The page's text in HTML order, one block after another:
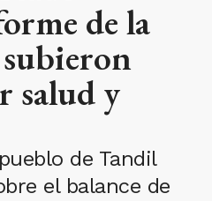
de la
salud y
de Tandil
el balance de